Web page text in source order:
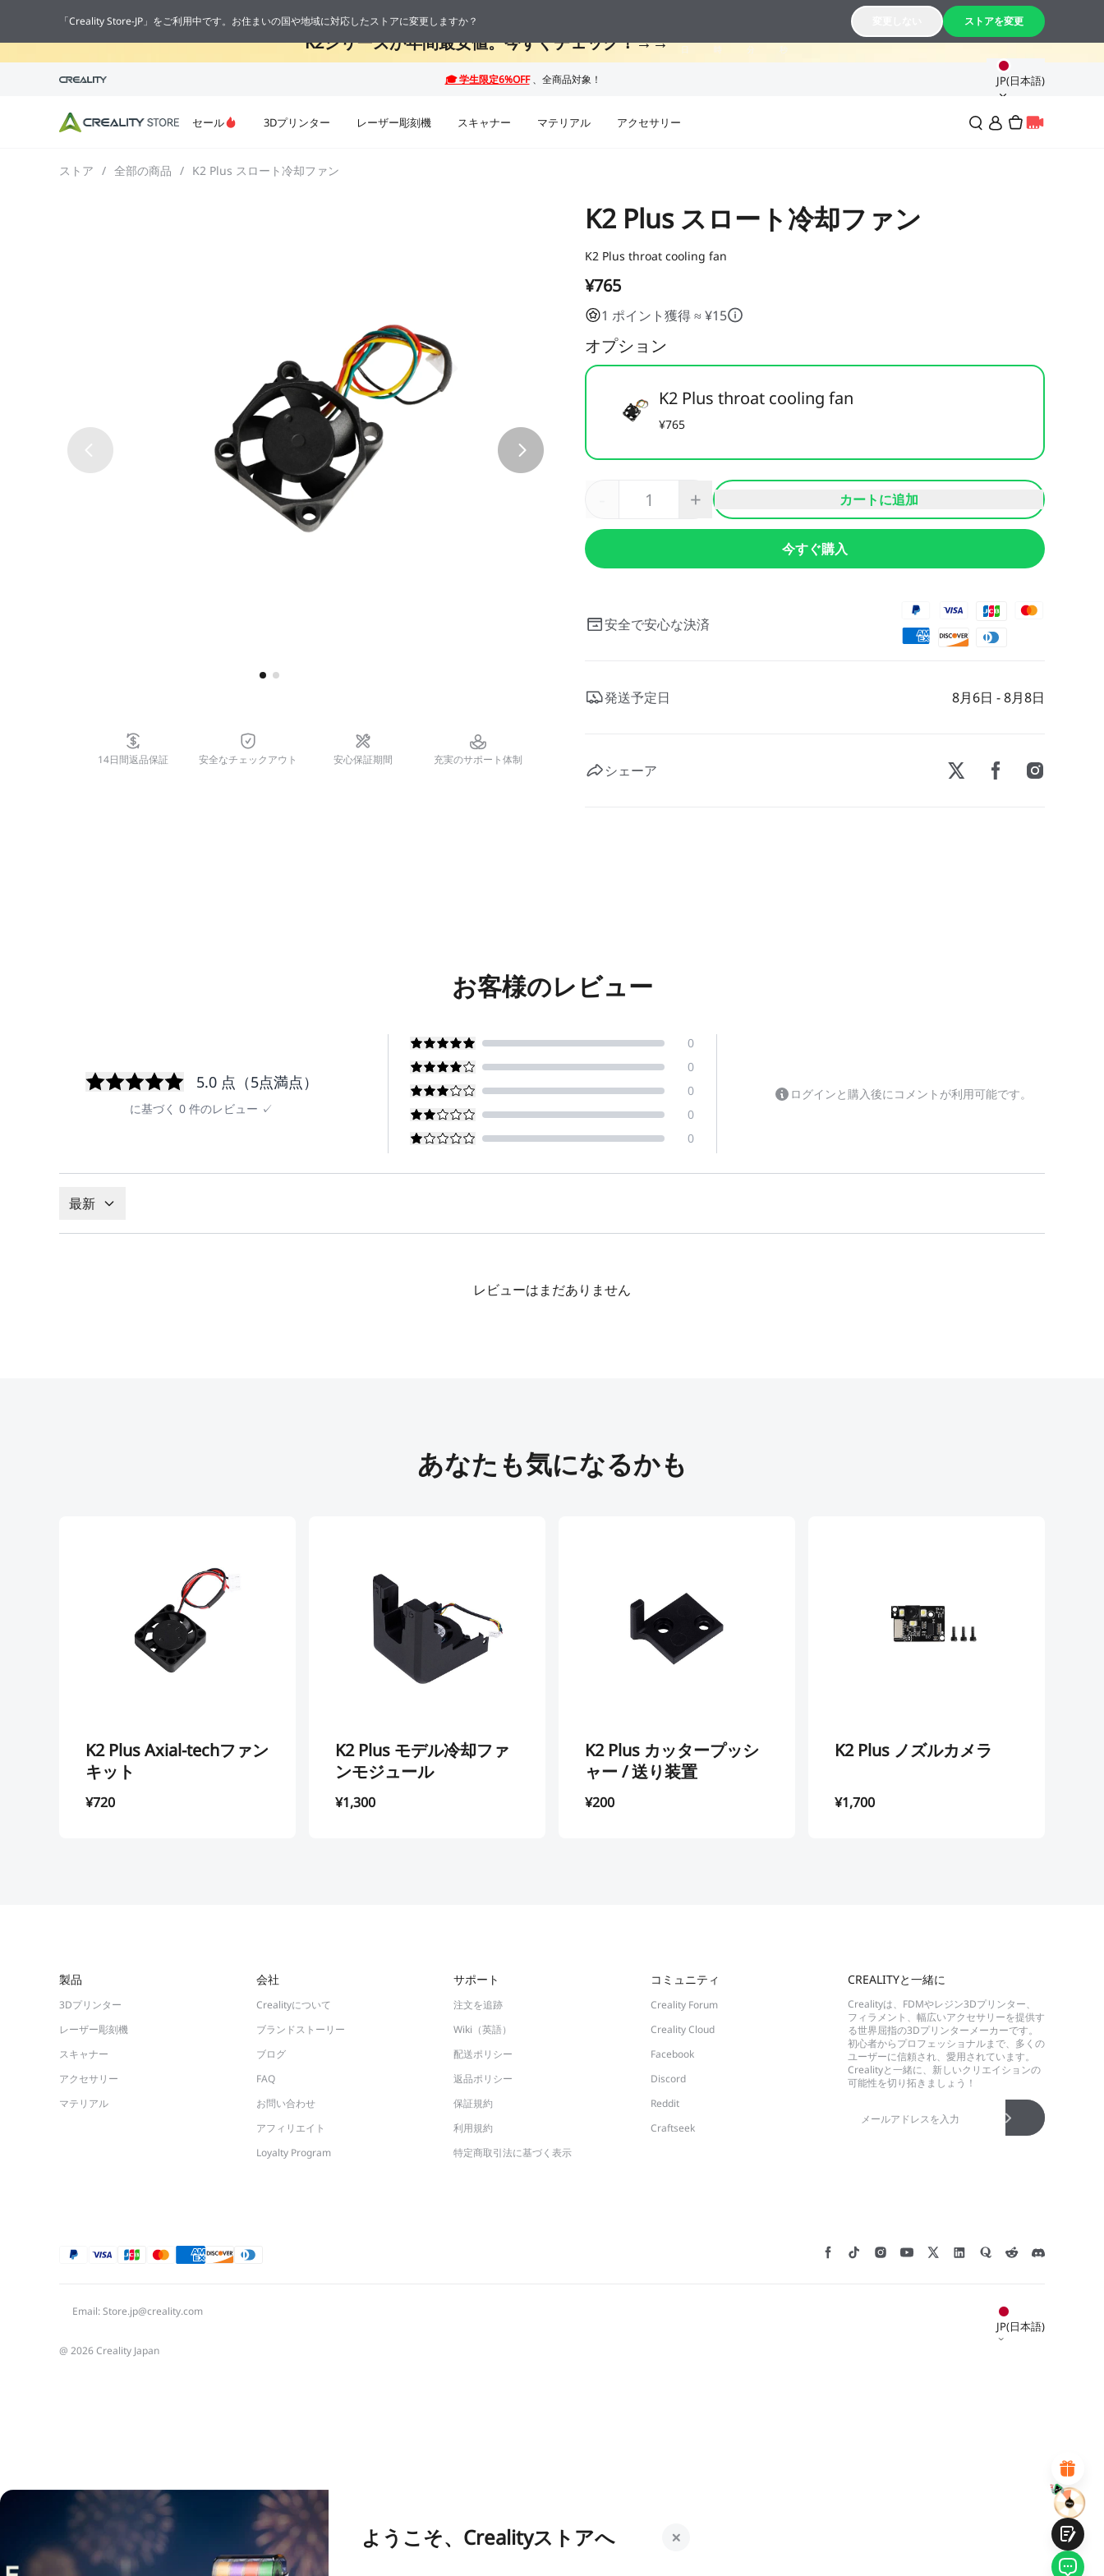
🔥 最大50%OFF！お盆休み限定セール →→
K2シリーズが年間最安値。今すぐチェック！→→ 日 時 分 秒
JP(日本語)
セール 3Dプリンター レーザー彫刻機 スキャナー マテリアル アクセサリー
ストア / 全部の商品 / K2 Plus スロート冷却ファン
14日間返品保証 安全なチェックアウト 安心保証期間 充実のサポート体制
K2 Plus スロート冷却ファン
K2 Plus throat cooling fan
¥765
1 ポイント獲得 ≈ ¥15
オプション
K2 Plus throat cooling fan
¥765
+ カートに追加
今すぐ購入
安全で安心な決済
発送予定日 8月6日 - 8月8日
シェーア
お客様のレビュー
5.0 点（5点満点）
に基づく 0 件のレビュー ✓
0
0
0
0
0
ログインと購入後にコメントが利用可能です。
最新
レビューはまだありません
あなたも気になるかも
K2 Plus Axial-techファン
キット
¥720
K2 Plus モデル冷却ファ
ンモジュール
¥1,300
K2 Plus カッタープッシ
ャー / 送り装置
¥200
K2 Plus ノズルカメラ
¥1,700
満足
製品
3Dプリンター
レーザー彫刻機
スキャナー
アクセサリー
マテリアル
会社
Crealityについて
ブランドストーリー
ブログ
FAQ
お問い合わせ
アフィリエイト
Loyalty Program
サポート
注文を追跡
Wiki（英語）
配送ポリシー
返品ポリシー
保証規約
利用規約
特定商取引法に基づく表示
コミュニティ
Creality Forum
Creality Cloud
Facebook
Discord
Reddit
Craftseek
CREALITYと一緒に
Crealityは、FDMやレジン3Dプリンター、
フィラメント、幅広いアクセサリーを提供す
る世界屈指の3Dプリンターメーカーです。
初心者からプロフェッショナルまで、多くの
ユーザーに信頼され、愛用されています。
Crealityと一緒に、新しいクリエイションの
可能性を切り拓きましょう！
Email: Store.jp@creality.com
JP(日本語)
@ 2026 Creality Japan
「Creality Store-JP」をご利用中です。お住まいの国や地域に対応したストアに変更しますか？ ストアを変更
ようこそ、Crealityストアへ